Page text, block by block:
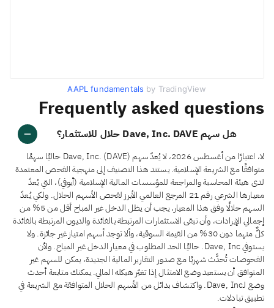
AAPL fundamentals by TradingView
Frequently asked questions
هل سهم Dave, Inc. DAVE حلال للاستثمار؟
لا، اعتبارًا من أغسطس 2026، لا يُعدّ سهم Dave, Inc. (DAVE) حاليًا سهمًا
متوافقًا مع الشريعة الإسلامية. يستند هذا التصنيف إلى منهجية الفحص المعتمدة
لدى هيئة المحاسبة والمراجعة للمؤسسات المالية الإسلامية (أيوفي)، التي يُعدّ
معيارها الشرعي رقم 21 المرجع العالمي الأبرز لفحص الأسهم الحلال. ولكي يُعدّ
السهم حلالًا وفق هذا المعيار، يجب أن يظل الدخل غير المباح أقل من 5% من
إجمالي الإيرادات، وأن تبقى الاستثمارات المرتبطة بالفائدة والديون المرتبطة بالفائدة
كلٌّ منهما دون 30% من القيمة السوقية، وألا توجد أسهم امتياز غير جائزة. ولا
يستوفي Dave, Inc. حاليًا الحد المطلوب في معيار الدخل غير المباح. ولأن
الفحوصات تُحدَّث شهريًا مع صدور التقارير المالية الجديدة، يمكن للسهم غير
المتوافق أن يستعيد وضع الامتثال إذا تغيّر هيكله المالي. يمكنك متابعة أحدث
وضع لـDave, Inc. واكتشاف بدائل من الأسهم الحلال المتوافقة مع الشريعة في
تطبيق تبادلات.